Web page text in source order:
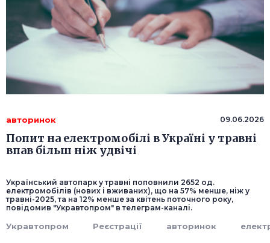
авторинок 09.06.2026
Попит на електромобілі в Україні у травні
впав більш ніж удвічі
Український автопарк у травні поповнили 2652 од.
електромобілів (нових і вживаних), що на 57% менше, ніж у
травні-2025, та на 12% менше за квітень поточного року,
повідомив "Укравтопром" в телеграм-каналі.
Укравтопром Реєстрації авторинок